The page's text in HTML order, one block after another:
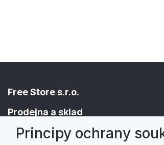
Free Store s.r.o.
Prodejna a sklad
Holická 156/49
Principy ochrany